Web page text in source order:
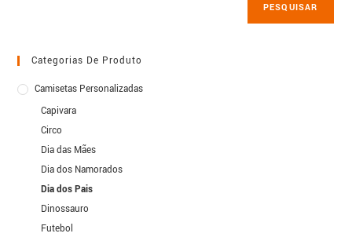
PESQUISAR
Categorias De Produto
Camisetas Personalizadas
Capivara
Circo
Dia das Mães
Dia dos Namorados
Dia dos Pais
Dinossauro
Futebol